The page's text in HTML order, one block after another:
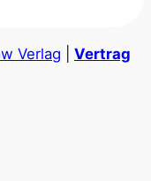
Verlag
Vertrag